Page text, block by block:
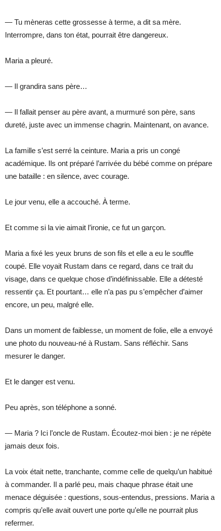
— Tu mèneras cette grossesse à terme, a dit sa mère.
Interrompre, dans ton état, pourrait être dangereux.
Maria a pleuré.
— Il grandira sans père…
— Il fallait penser au père avant, a murmuré son père, sans
dureté, juste avec un immense chagrin. Maintenant, on avance.
La famille s’est serré la ceinture. Maria a pris un congé
académique. Ils ont préparé l’arrivée du bébé comme on prépare
une bataille : en silence, avec courage.
Le jour venu, elle a accouché. À terme.
Et comme si la vie aimait l’ironie, ce fut un garçon.
Maria a fixé les yeux bruns de son fils et elle a eu le souffle
coupé. Elle voyait Rustam dans ce regard, dans ce trait du
visage, dans ce quelque chose d’indéfinissable. Elle a détesté
ressentir ça. Et pourtant… elle n’a pas pu s’empêcher d’aimer
encore, un peu, malgré elle.
Dans un moment de faiblesse, un moment de folie, elle a envoyé
une photo du nouveau-né à Rustam. Sans réfléchir. Sans
mesurer le danger.
Et le danger est venu.
Peu après, son téléphone a sonné.
— Maria ? Ici l’oncle de Rustam. Écoutez-moi bien : je ne répète
jamais deux fois.
La voix était nette, tranchante, comme celle de quelqu’un habitué
à commander. Il a parlé peu, mais chaque phrase était une
menace déguisée : questions, sous-entendus, pressions. Maria a
compris qu’elle avait ouvert une porte qu’elle ne pourrait plus
refermer.